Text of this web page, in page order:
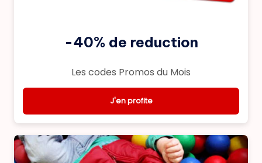
-40% de reduction
Les codes Promos du Mois
J'en profite